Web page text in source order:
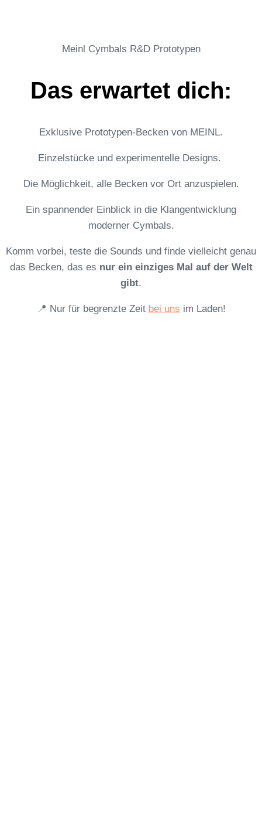
Meinl Cymbals R&D Prototypen
Das erwartet dich:
Exklusive Prototypen-Becken von MEINL.
Einzelstücke und experimentelle Designs.
Die Möglichkeit, alle Becken vor Ort anzuspielen.
Ein spannender Einblick in die Klangentwicklung
moderner Cymbals.
Komm vorbei, teste die Sounds und finde vielleicht genau
das Becken, das es nur ein einziges Mal auf der Welt
gibt.
📍 Nur für begrenzte Zeit bei uns im Laden!